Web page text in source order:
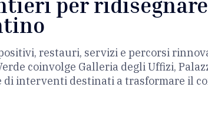
restauri, servizi e percorsi
coinvolge Galleria degli Uffizi,
di interventi destinati a trasformare il